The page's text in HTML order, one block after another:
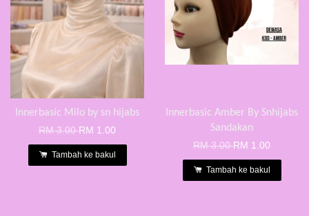
Innerbasic Milo by sn hijabs
RM 3.00RM 1.00
Tambah ke bakul
Innerbasic Amber By Snhijabs
Sandakan
RM 3.00RM 1.00
Tambah ke bakul